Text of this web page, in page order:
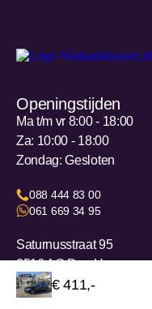
€ 411,-
Openingstijden
Ma t/m vr 8:00 - 18:00
Za: 10:00 - 18:00
Zondag: Gesloten
088 444 83 00
061 669 34 95
Saturnusstraat 95
2516 AG Den Haag
KVK: 87311445